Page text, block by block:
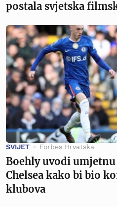
postala svjetska
SVIJET Forbes Hrvatska
Boehly uvodi
Chelsea kako bi bio
klubova